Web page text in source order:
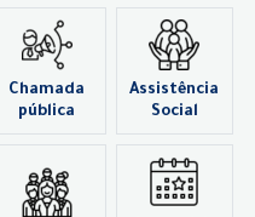
Chamada
pública
Assistência
Social